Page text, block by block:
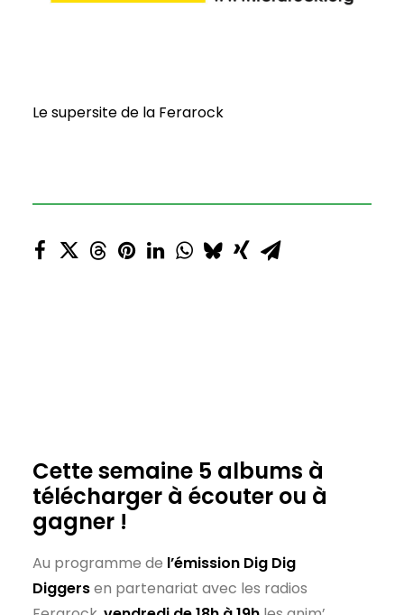
Le supersite de la Ferarock
Cette semaine 5 albums à
télécharger à écouter ou à
gagner !
Au programme de l’émission Dig Dig
Diggersen partenariat avec les radios